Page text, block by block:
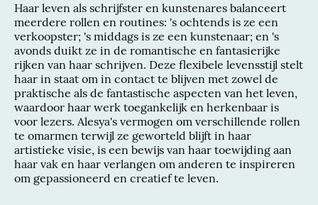
Haar leven als schrijfster en kunstenares balanceert
meerdere rollen en routines: 's ochtends is ze een
verkoopster; 's middags is ze een kunstenaar; en 's
avonds duikt ze in de romantische en fantasierijke
rijken van haar schrijven. Deze flexibele levensstijl stelt
haar in staat om in contact te blijven met zowel de
praktische als de fantastische aspecten van het leven,
waardoor haar werk toegankelijk en herkenbaar is
voor lezers. Alesya's vermogen om verschillende rollen
te omarmen terwijl ze geworteld blijft in haar
artistieke visie, is een bewijs van haar toewijding aan
haar vak en haar verlangen om anderen te inspireren
om gepassioneerd en creatief te leven.